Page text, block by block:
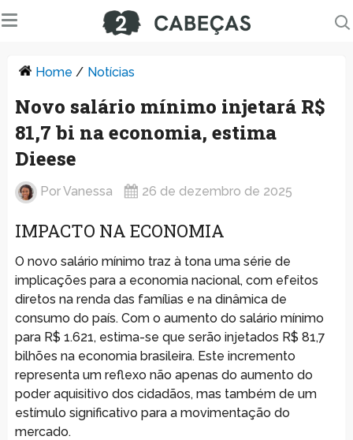
Home / Notícias
Novo salário mínimo injetará R$
81,7 bi na economia, estima
Dieese
PorVanessa 26 de dezembro de 2025
IMPACTO NA ECONOMIA
O novo salário mínimo traz à tona uma série de
implicações para a economia nacional, com efeitos
diretos na renda das famílias e na dinâmica de
consumo do país. Com o aumento do salário mínimo
para R$ 1.621, estima-se que serão injetados R$ 81,7
bilhões na economia brasileira. Este incremento
representa um reflexo não apenas do aumento do
poder aquisitivo dos cidadãos, mas também de um
estímulo significativo para a movimentação do
mercado.